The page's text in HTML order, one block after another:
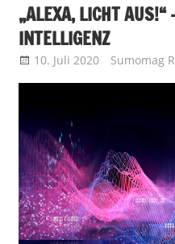
„ALEXA, LICHT AUS!“
INTELLIGENZ
10. Juli 2020 Sumomag